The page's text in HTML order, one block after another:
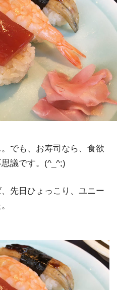
でも、お寿司なら、食欲
議です。(^_^;)
先日ひょっこり、ユニー